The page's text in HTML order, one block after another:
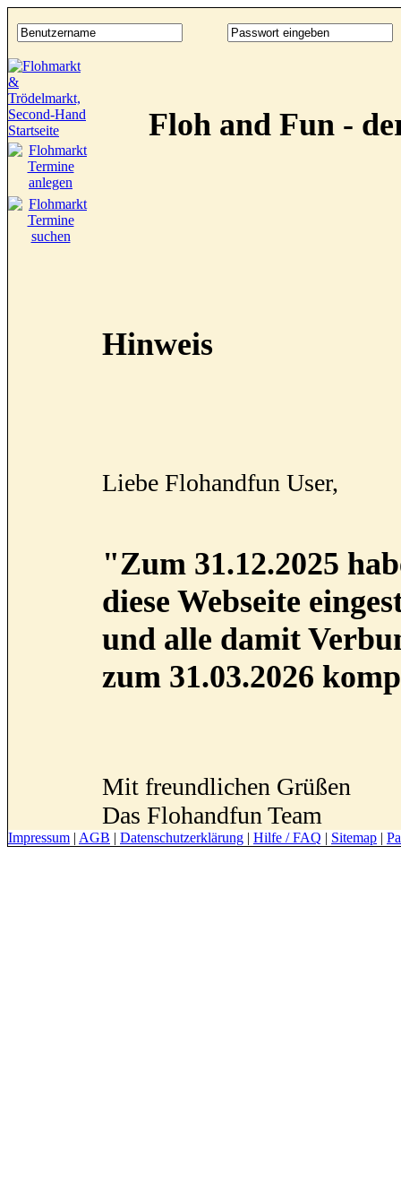
Floh and Fun -
Hinweis
Liebe Flohandfun User,
"Zum 31.12.2025
diese Webseite
und alle damit
zum 31.03.2026
Mit freundlichen Grüßen
Das Flohandfun Team
Impressum | AGB | Datenschutzerklärung | Hilfe / FAQ | Sitemap |